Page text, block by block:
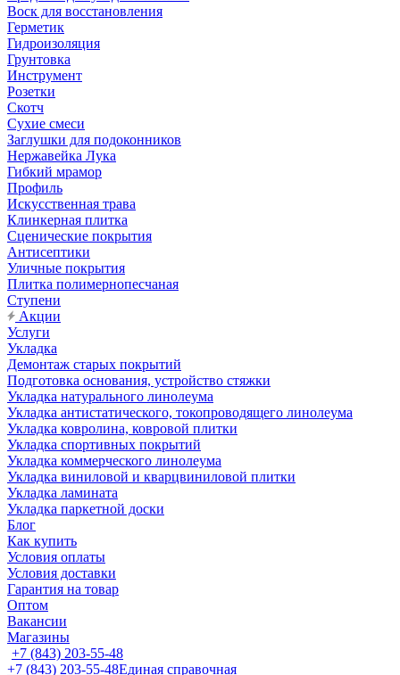
Воск для восстановления
Герметик
Гидроизоляция
Грунтовка
Инструмент
Розетки
Скотч
Сухие смеси
Заглушки для подоконников
Нержавейка Лука
Гибкий мрамор
Профиль
Искусственная трава
Клинкерная плитка
Сценические покрытия
Антисептики
Уличные покрытия
Плитка полимернопесчаная
Ступени
Акции
Услуги
Укладка
Демонтаж старых покрытий
Подготовка основания, устройство стяжки
Укладка натурального линолеума
Укладка антистатического, токопроводящего линолеума
Укладка ковролина, ковровой плитки
Укладка спортивных покрытий
Укладка коммерческого линолеума
Укладка виниловой и кварцвиниловой плитки
Укладка ламината
Укладка паркетной доски
Блог
Как купить
Условия оплаты
Условия доставки
Гарантия на товар
Оптом
Вакансии
Магазины
+7 (843) 203-55-48
+7 (843) 203-55-48Единая справочная